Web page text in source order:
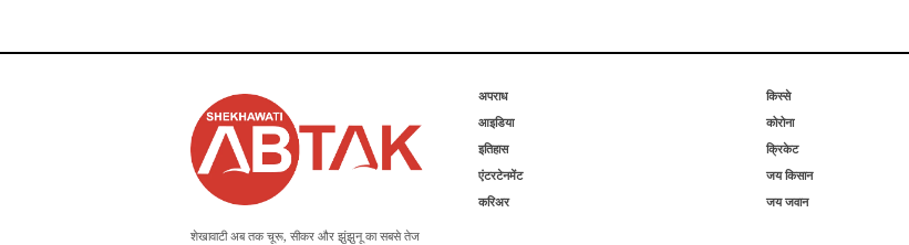
शेखावाटी अब तक चूरू, सीकर और झुंझुनू का सबसे तेज
अपराध
आइडिया
इतिहास
एंटरटेनमेंट
करिअर
किस्से
कोरोना
क्रिकेट
जय किसान
जय जवान